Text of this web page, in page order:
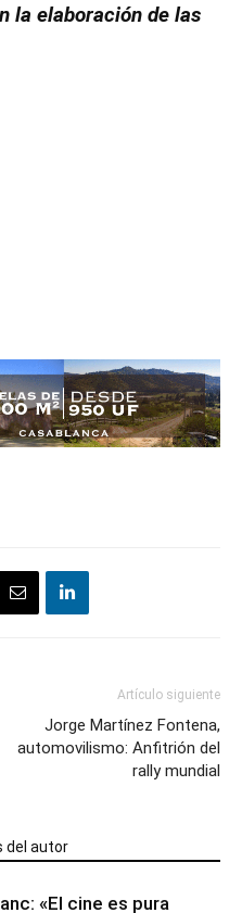
la elaboración de las
Artículo siguiente
Jorge Martínez Fontena,
automovilismo: Anfitrión del
rally mundial
del autor
«El cine es pura